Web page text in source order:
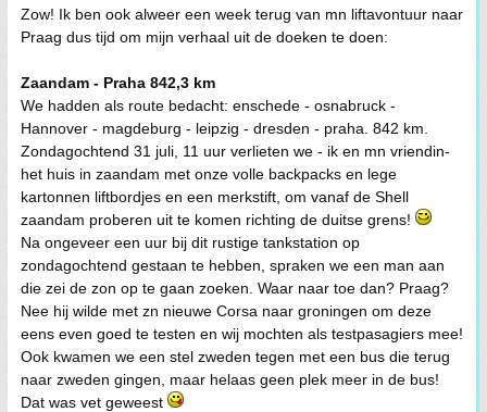
Zow! Ik ben ook alweer een week terug van mn liftavontuur naar
Praag dus tijd om mijn verhaal uit de doeken te doen:
Zaandam - Praha 842,3 km
We hadden als route bedacht: enschede - osnabruck -
Hannover - magdeburg - leipzig - dresden - praha. 842 km.
Zondagochtend 31 juli, 11 uur verlieten we - ik en mn vriendin-
het huis in zaandam met onze volle backpacks en lege
kartonnen liftbordjes en een merkstift, om vanaf de Shell
zaandam proberen uit te komen richting de duitse grens!
Na ongeveer een uur bij dit rustige tankstation op
zondagochtend gestaan te hebben, spraken we een man aan
die zei de zon op te gaan zoeken. Waar naar toe dan? Praag?
Nee hij wilde met zn nieuwe Corsa naar groningen om deze
eens even goed te testen en wij mochten als testpasagiers mee!
Ook kwamen we een stel zweden tegen met een bus die terug
naar zweden gingen, maar helaas geen plek meer in de bus!
Dat was vet geweest